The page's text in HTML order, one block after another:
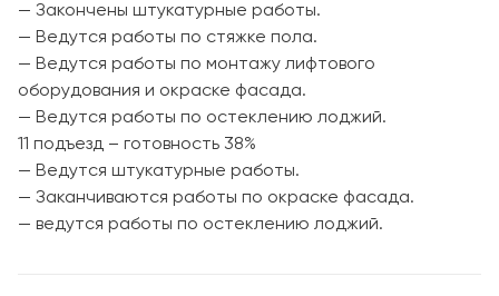
— Закончены штукатурные работы.
— Ведутся работы по стяжке пола.
— Ведутся работы по монтажу лифтового
оборудования и окраске фасада.
— Ведутся работы по остеклению лоджий.
11 подъезд – готовность 38%
— Ведутся штукатурные работы.
— Заканчиваются работы по окраске фасада.
— ведутся работы по остеклению лоджий.